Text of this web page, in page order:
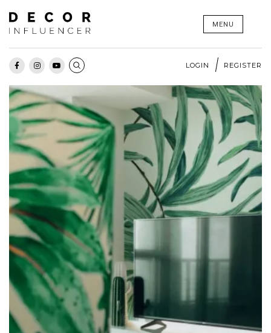
Skip
content
MENU
LOGIN REGISTER